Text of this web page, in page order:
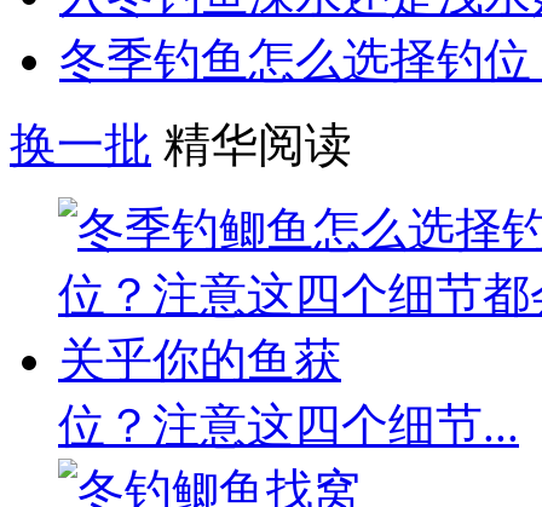
冬季钓鱼怎么选择钓
换一批 精华阅读
位？注意这四个细节...